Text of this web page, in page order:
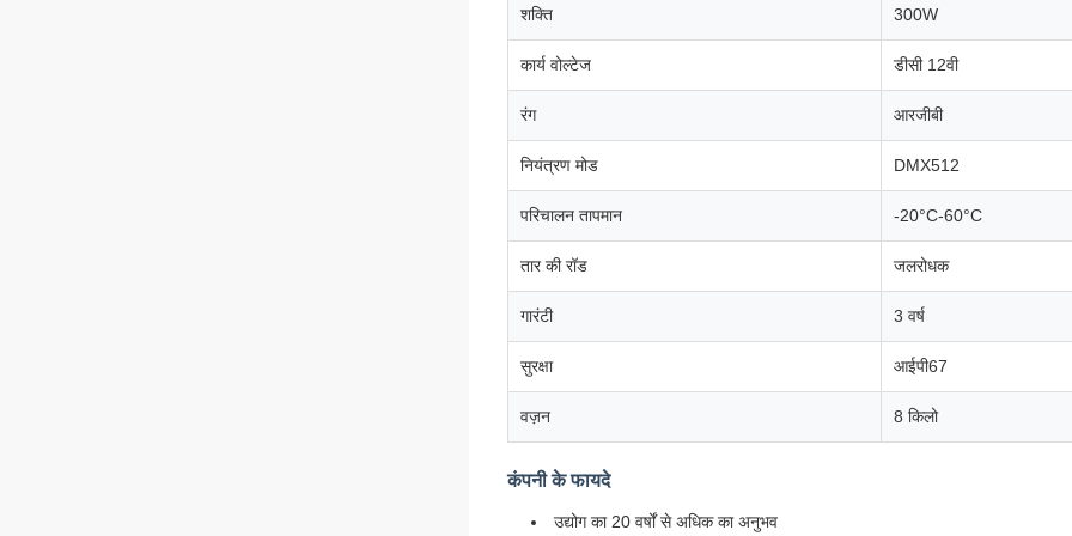
शक्ति 300W
कार्य वोल्टेज डीसी 12वी
रंग आरजीबी
नियंत्रण मोड DMX512
परिचालन तापमान -20°C-60°C
तार की रॉड जलरोधक
गारंटी 3 वर्ष
सुरक्षा आईपी67
वज़न 8 किलो
कंपनी के फायदे
उद्योग का 20 वर्षों से अधिक का अनुभव